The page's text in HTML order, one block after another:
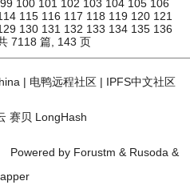
99 100 101 102 103 104 105 106
115 116 117 118 119 120 121
130 131 132 133 134 135 136
7118 篇, 143 页
| 电鸭远程社区| IPFS中文社区
赛贝 LongHash
Powered by Forustm & Rusoda &